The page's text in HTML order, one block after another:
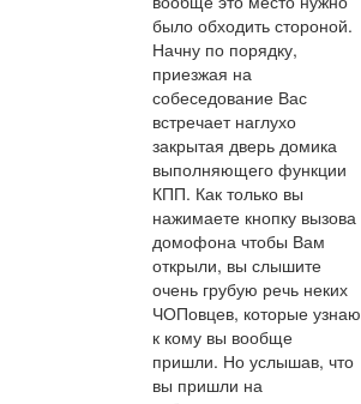
было обходить стороной.
Начну по порядку,
приезжая на
собеседование Вас
встречает наглухо
закрытая дверь домика
выполняющего функции
КПП. Как только вы
нажимаете кнопку вызова
домофона чтобы Вам
открыли, вы слышите
очень грубую речь неких
ЧОПовцев, которые узнаю
к кому вы вообще
пришли. Но услышав, что
вы пришли на